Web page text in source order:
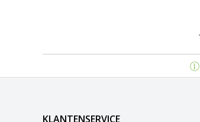
KLANTENSERVICE